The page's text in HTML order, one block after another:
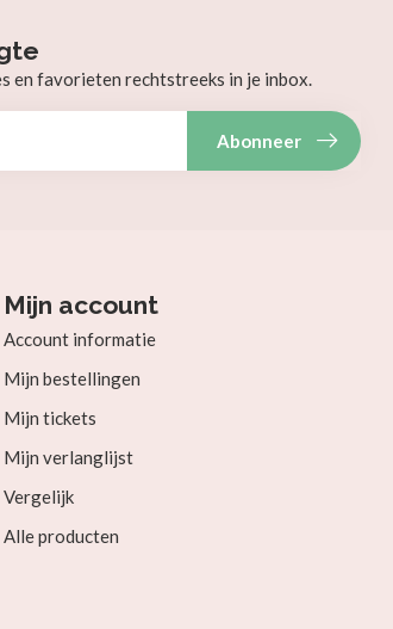
en favorieten rechtstreeks in je inbox.
Abonneer
Mijn account
Account informatie
Mijn bestellingen
Mijn tickets
Mijn verlanglijst
Vergelijk
Alle producten